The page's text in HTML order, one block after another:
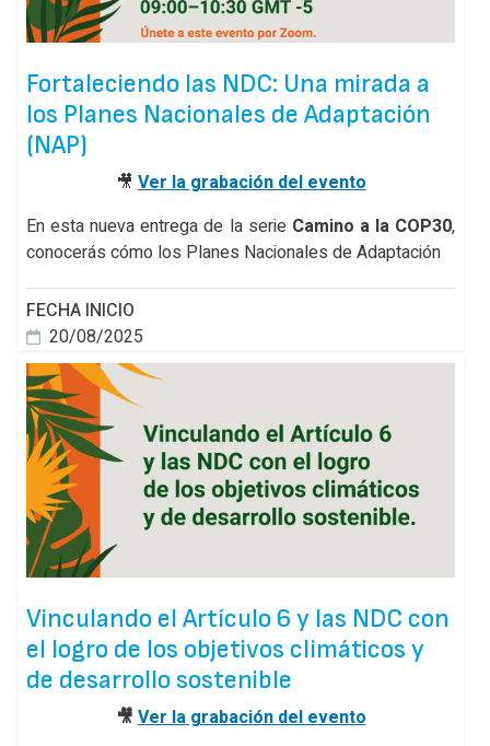
Fortaleciendo las NDC: Una mirada a
los Planes Nacionales de Adaptación
(NAP)
🎥Ver la grabación del evento
En esta nueva entrega de la serie Camino a la COP30,
conocerás cómo los Planes Nacionales de Adaptación
FECHA INICIO
20/08/2025
Vinculando el Artículo 6 y las NDC con
el logro de los objetivos climáticos y
de desarrollo sostenible
🎥 Ver la grabación del evento